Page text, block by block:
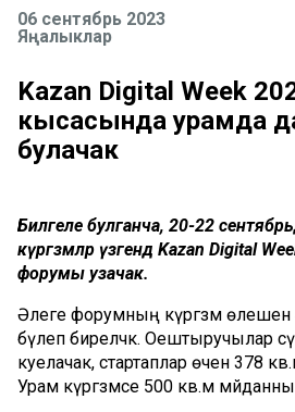
06 сентябрь 2023
Яңалыклар
Kazan Digital Week
кысасында урамда да
булачак
Билгеле булганча, 20-22
күргәзмәләр үзәгендә Kazan Digital
форумы узачак.
Әлеге форумның күргәзмә
бүлеп биреләчәк. Оештыручылар
куелачак, стартаплар өчен 378
Урам күргәзмәсе 500 кв.м мәйданны